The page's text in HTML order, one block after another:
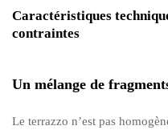
Caractéristiques
contraintes
Un mélange de
Le terrazzo n’est pas